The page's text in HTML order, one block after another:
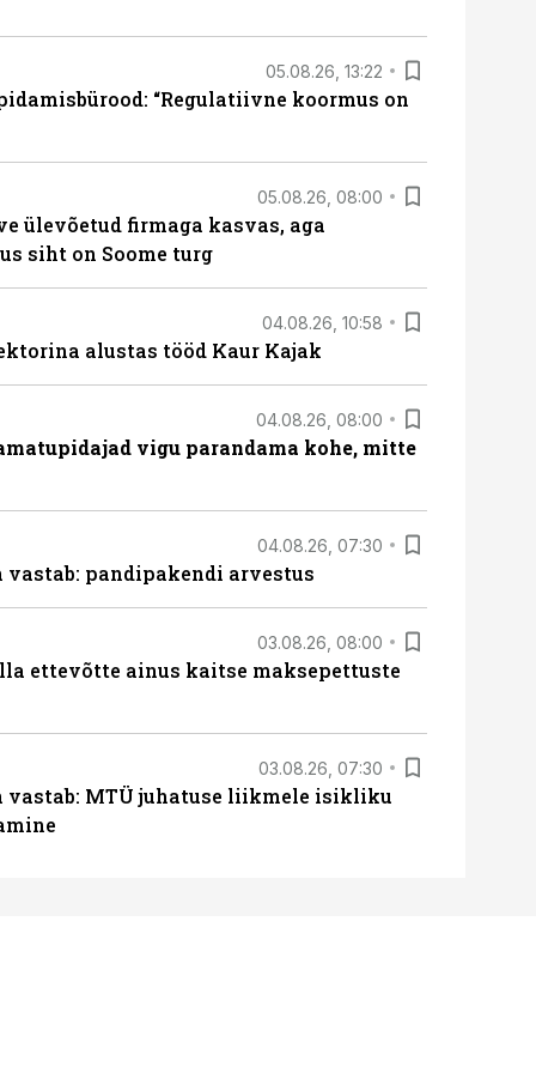
05.08.26, 13:22
“Regulatiivne koormus on
05.08.26, 08:00
ülevõetud firmaga kasvas, aga
siht on Soome turg
04.08.26, 10:58
alustas tööd Kaur Kajak
04.08.26, 08:00
vigu parandama kohe, mitte
04.08.26, 07:30
vastab: pandipakendi arvestus
03.08.26, 08:00
ettevõtte ainus kaitse maksepettuste
03.08.26, 07:30
vastab: MTÜ juhatuse liikmele isikliku